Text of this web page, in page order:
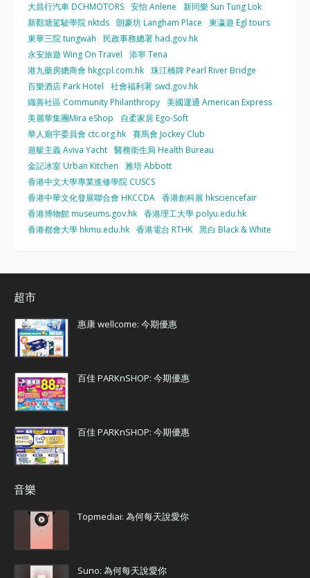
大昌行汽車 DCHMOTORS 安怡 Anlene
新同樂 Sun Tung Lok
新觀塘駕駛學院 nktds 朗豪坊 Langham Place
東瀛遊 Egl tours
東華三院 tungwah
民政事務總署 had.gov.hk
永安旅遊 Wing On Travel
添寧 Tena
港九藥房總商會 hkgcpl.com.hk 珠江橋牌 Pearl River Bridge
百樂酒店 Park Hotel
社會福利署 swd.gov.hk
織善社區 Community Philanthropy 美國運通 American Express
美麗華集團Mira eShop
自柔家居 Ego-Soft
華人廟宇委員會 ctc.org.hk 賽馬會 Jockey Club
遊艇主義 Aviva Yacht 醫務衛生局 Health Bureau
金記冰室 Urban Kitchen
雅培 Abbott
香港中文大學專業進修學院 CUSCS
香港中華文化發展聯合會 HKCCDA 香港創科展 hksciencefair
香港博物館 museums.gov.hk 香港理工大學 polyu.edu.hk
香港都會大學 hkmu.edu.hk 香港電台 RTHK 黑白 Black & White
超市
惠康 wellcome: 今期優惠
百佳 PARKnSHOP: 今期優惠
百佳 PARKnSHOP: 今期優惠
音樂
Topmediai: 為何每天說愛你
Suno: 為何每天說愛你